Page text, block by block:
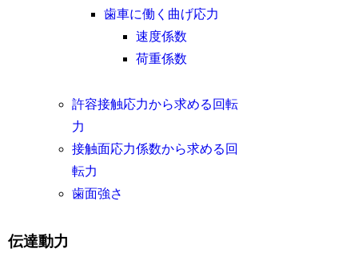
歯車に働く曲げ応力
速度係数
荷重係数
許容接触応力から求める回転
力
接触面応力係数から求める回
転力
歯面強さ
伝達動力